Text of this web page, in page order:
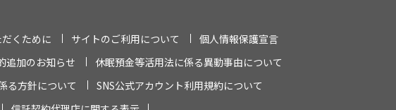
くために サイトのご利用について
個人情報保護宣言
追加のお知らせ
休眠預金等活用法に係る異動事由について
る方針について
SNS公式アカウント利用規約について